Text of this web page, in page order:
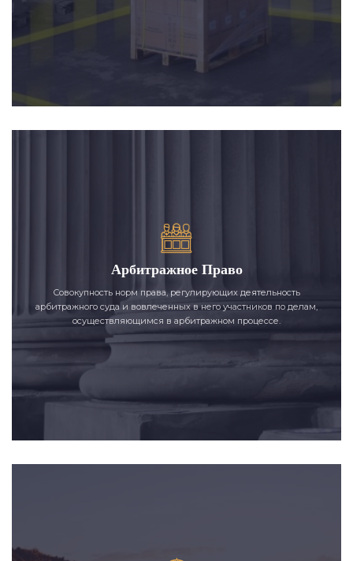
Арбитражное Право
Совокупность норм права, регулирующих деятельность
арбитражного суда и вовлеченных в него участников по делам,
осуществляющимся в арбитражном процессе.